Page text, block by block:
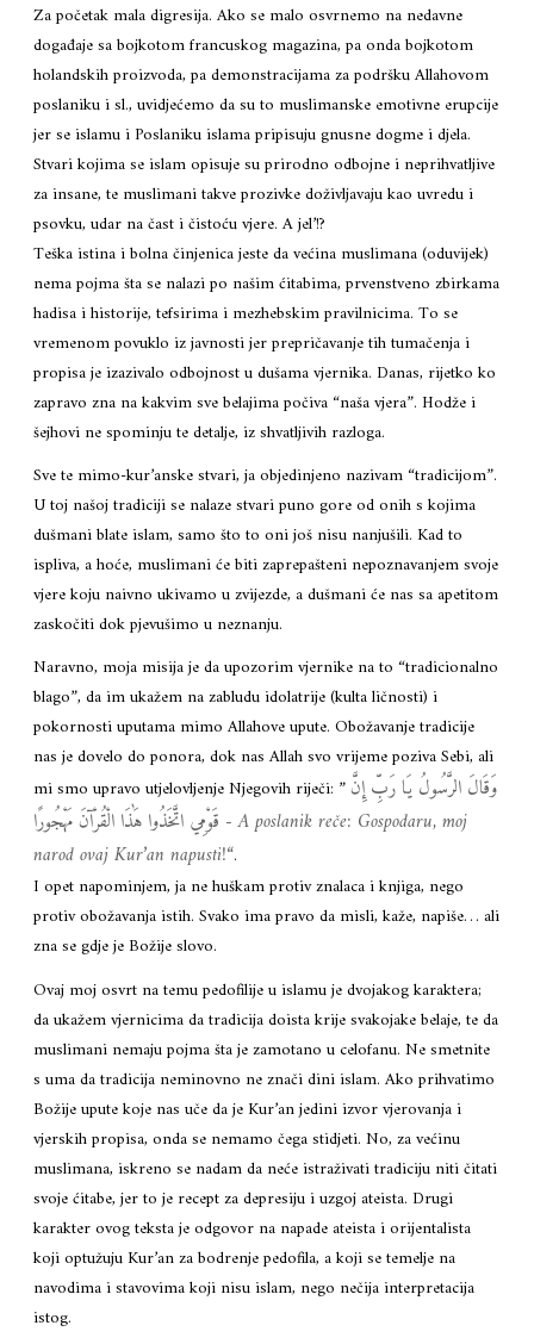
Za početak mala digresija. Ako se malo osvrnemo na nedavne
događaje sa bojkotom francuskog magazina, pa onda bojkotom
holandskih proizvoda, pa demonstracijama za podršku Allahovom
poslaniku i sl., uvidjećemo da su to muslimanske emotivne erupcije
jer se islamu i Poslaniku islama pripisuju gnusne dogme i djela.
Stvari kojima se islam opisuje su prirodno odbojne i neprihvatljive
za insane, te muslimani takve prozivke doživljavaju kao uvredu i
psovku, udar na čast i čistoću vjere. A jel’!?
Teška istina i bolna činjenica jeste da većina muslimana (oduvijek)
nema pojma šta se nalazi po našim ćitabima, prvenstveno zbirkama
hadisa i historije, tefsirima i mezhebskim pravilnicima. To se
vremenom povuklo iz javnosti jer prepričavanje tih tumačenja i
propisa je izazivalo odbojnost u dušama vjernika. Danas, rijetko ko
zapravo zna na kakvim sve belajima počiva “naša vjera”. Hodže i
šejhovi ne spominju te detalje, iz shvatljivih razloga.
Sve te mimo-kur’anske stvari, ja objedinjeno nazivam “tradicijom”.
U toj našoj tradiciji se nalaze stvari puno gore od onih s kojima
dušmani blate islam, samo što to oni još nisu nanjušili. Kad to
ispliva, a hoće, muslimani će biti zaprepašteni nepoznavanjem svoje
vjere koju naivno ukivamo u zvijezde, a dušmani će nas sa apetitom
zaskočiti dok pjevušimo u neznanju.
Naravno, moja misija je da upozorim vjernike na to “tradicionalno
blago”, da im ukažem na zabludu idolatrije (kulta ličnosti) i
pokornosti uputama mimo Allahove upute. Obožavanje tradicije
nas je dovelo do ponora, dok nas Allah svo vrijeme poziva Sebi, ali
mi smo upravo utjelovljenje Njegovih riječi: ”وَقَالَ الرَّسُولُ يَا رَبِّ إِنَّ
‎-A poslanik reče: Gospodaru, moj
narod ovaj Kur’an napusti!“.
I opet napominjem, ja ne huškam protiv znalaca i knjiga, nego
protiv obožavanja istih. Svako ima pravo da misli, kaže, napiše… ali
zna se gdje je Božije slovo.
Ovaj moj osvrt na temu pedofilije u islamu je dvojakog karaktera;
da ukažem vjernicima da tradicija doista krije svakojake belaje, te da
muslimani nemaju pojma šta je zamotano u celofanu. Ne smetnite
s uma da tradicija neminovno ne znači dini islam. Ako prihvatimo
Božije upute koje nas uče da je Kur’an jedini izvor vjerovanja i
vjerskih propisa, onda se nemamo čega stidjeti. No, za većinu
muslimana, iskreno se nadam da neće istraživati tradiciju niti čitati
svoje ćitabe, jer to je recept za depresiju i uzgoj ateista. Drugi
karakter ovog teksta je odgovor na napade ateista i orijentalista
koji optužuju Kur’an za bodrenje pedofila, a koji se temelje na
navodima i stavovima koji nisu islam, nego nečija interpretacija
istog.